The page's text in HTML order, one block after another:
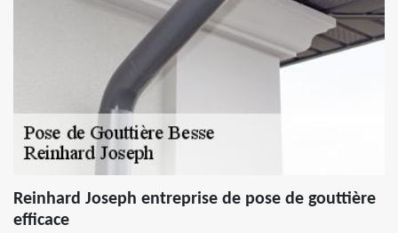
Reinhard Joseph entreprise de pose de gouttière
efficace